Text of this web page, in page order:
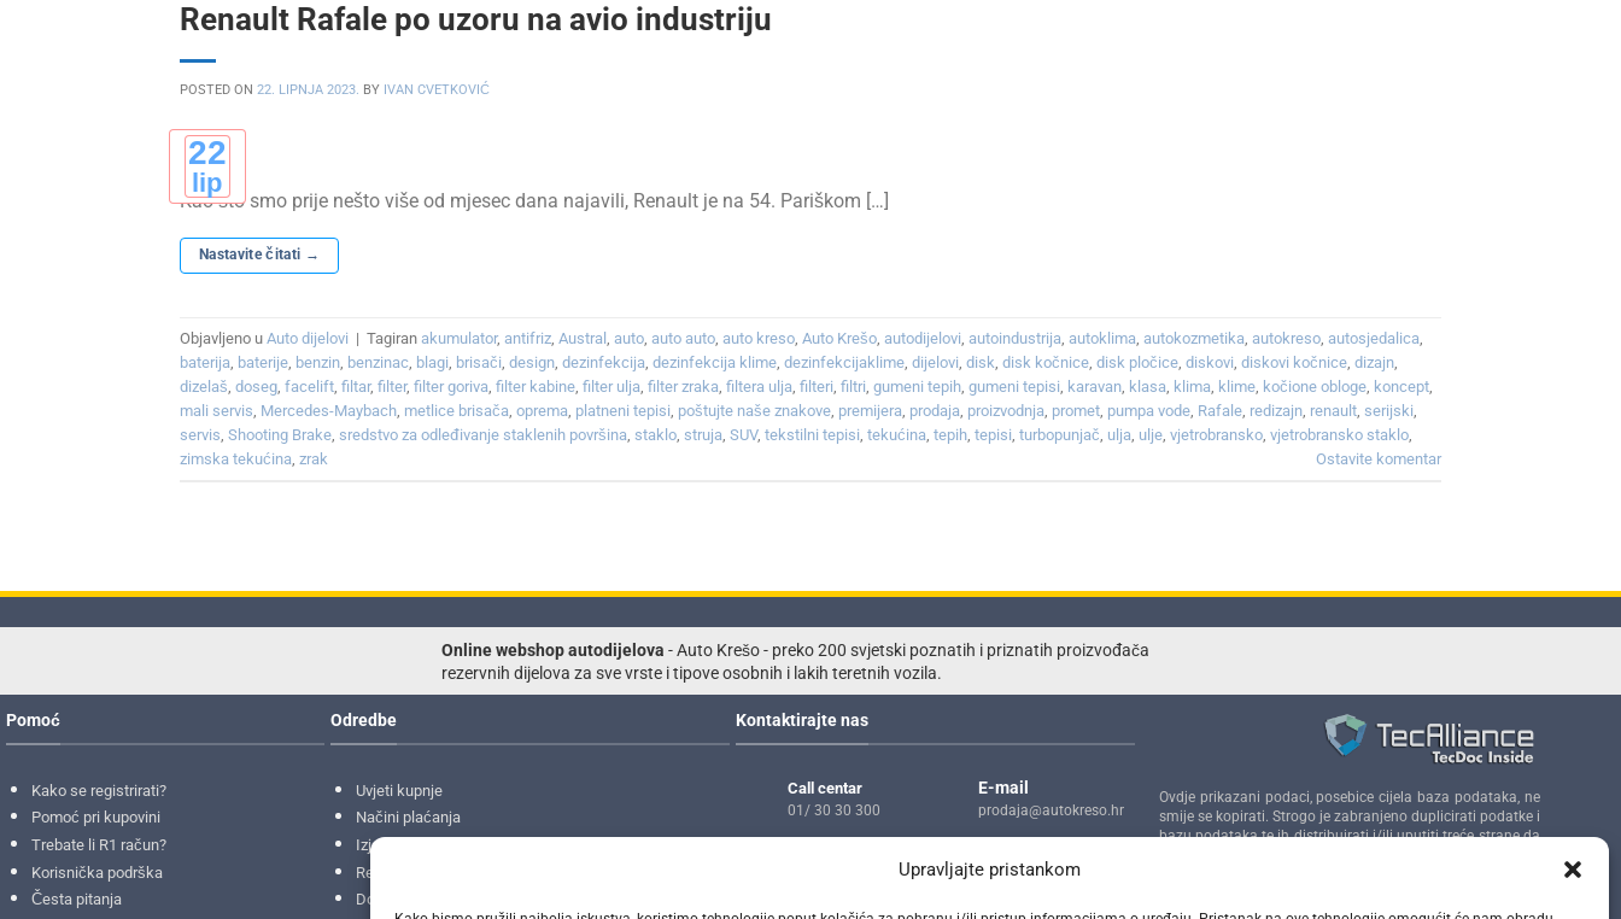
Upravljajte pristankom
Renault Rafale po uzoru na avio industriju
POSTED ON22. LIPNJA 2023. BY IVAN CVETKOVIĆ
22
lip
Kao što smo prije nešto više od mjesec dana najavili, Renault je na 54. Pariškom […]
Nastavite čitati →
Objavljeno uAuto dijelovi | Tagiranakumulator,antifriz ,Austral ,auto ,auto auto ,auto kreso ,Auto Krešo ,autodijelovi ,autoindustrija ,autoklima ,autokozmetika ,autokreso ,autosjedalica
baterija baterije benzin benzinac blagi brisači ,design ,dezinfekcija ,dezinfekcija klime ,dezinfekcijaklime ,dijelovi ,disk ,disk kočnice ,disk pločice ,diskovi ,diskovi kočnice ,dizajn
dizelaš ,doseg ,facelift ,filtar,filter,filter goriva ,filter kabine ,filter ulja ,filter zraka ,filtera ulja ,filteri ,filtri ,gumeni tepih ,gumeni tepisi karavan klasa klima klime kočione obloge koncept
mali servis Mercedes-Maybach metlice brisača ,oprema platneni tepisi poštujte naše znakove premijera prodaja proizvodnja promet pumpa vode Rafale redizajn renault ,serijski
servis ,Shooting Brake ,sredstvo za odleđivanje staklenih površina ,staklo ,struja ,SUV,tekstilni tepisi ,tekućina ,tepih ,tepisi ,turbopunjač ulja ulje ,vjetrobransko ,vjetrobransko staklo
zimska tekućina ,zrak Ostavite komentar
Online webshop autodijelova - Auto Krešo - preko 200 svjetski poznatih i priznatih proizvođača
rezervnih dijelova za sve vrste i tipove osobnih i lakih teretnih vozila.
Pomoć
Kako se registrirati?
Pomoć pri kupovini
Trebate li R1 račun?
Korisnička podrška
Česta pitanja
Odredbe
Uvjeti kupnje
Načini plaćanja
Izjava o privatnosti
Reklamacije
Dostava i isporuke
Kontaktirajte nas
Call centar
01/ 30 30 300
E-mail
prodaja@autokreso.hr
Dragutina Golika 14,
Zagreb
Ovdje prikazani podaci, posebice cijela baza podataka, ne
smije se kopirati. Strogo je zabranjeno duplicirati podatke i
bazu podataka te ih distribuirati i/ili uputiti treće strane da